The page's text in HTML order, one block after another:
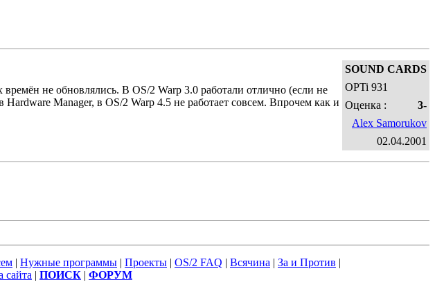
SOUND CARDS
OPTi 931
Оценка :
3-
Alex Samorukov
02.04.2001
не обновлялись. В OS/2 Warp 3.0 работали отлично (если не
Hardware Manager, в OS/2 Warp 4.5 не работает совсем. Впрочем как и
| Нужные программы | Проекты | OS/2 FAQ | Всячина | За и Против |
сайта | ПОИСК | ФОРУМ